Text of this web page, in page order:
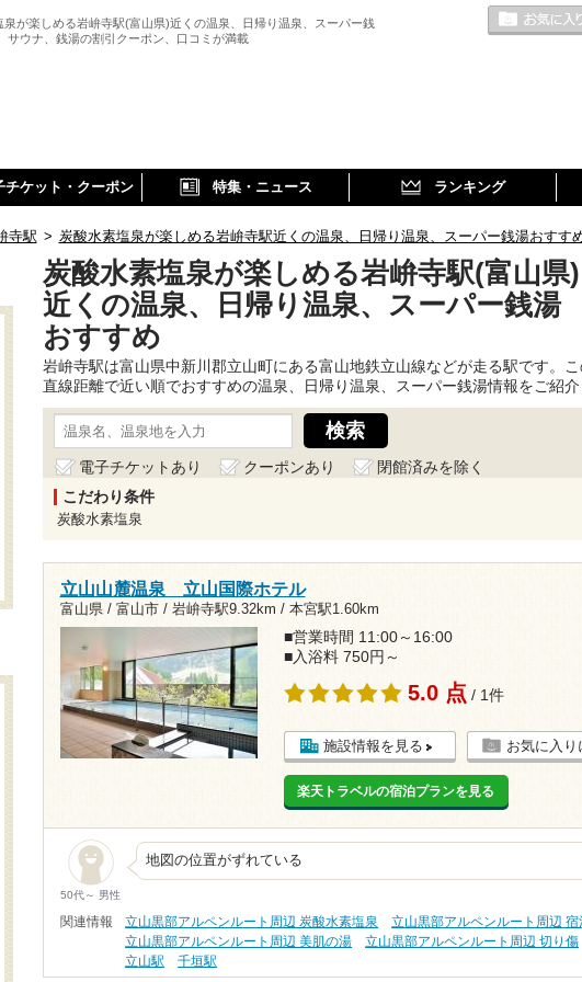
泉が楽しめる岩峅寺駅(富山県)近くの温泉、日帰り温泉、スーパー銭
サウナ、銭湯の割引クーポン、口コミが満載
チケット・クーポン 特集・ニュース ランキング
寺駅 > 炭酸水素塩泉が楽しめる岩峅寺駅近くの温泉、日帰り温泉、スーパー銭湯おすす
炭酸水素塩泉が楽しめる岩峅寺駅(富山県)
近くの温泉、日帰り温泉、スーパー銭湯
おすすめ
岩峅寺駅は富山県中新川郡立山町にある富山地鉄立山線などが走る駅です。
直線距離で近い順でおすすめの温泉、日帰り温泉、スーパー銭湯情報をご紹介
電子チケットあり クーポンあり
閉館済みを除く
こだわり条件
炭酸水素塩泉
立山山麓温泉 立山国際ホテル
富山県 / 富山市 / 岩峅寺駅9.32km / 本宮駅1.60km
■営業時間 11:00～16:00
■入浴料 750円～
5.0 点 / 1件
施設情報を見る お気に入り
楽天トラベルの宿泊プランを見る
50代～ 男性
地図の位置がずれている
関連情報 立山黒部アルペンルート周辺 炭酸水素塩泉
立山黒部アルペンルート周辺 宿
立山黒部アルペンルート周辺 美肌の湯
立山黒部アルペンルート周辺 切り傷
立山駅
千垣駅